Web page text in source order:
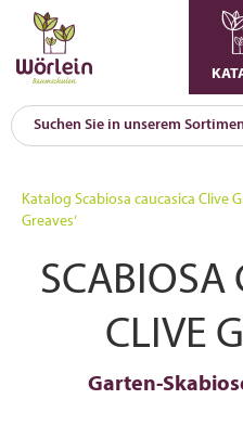
Katalog Scabiosa caucasica Clive
Greaves‘
SCABIOSA
CLIVE
Garten-